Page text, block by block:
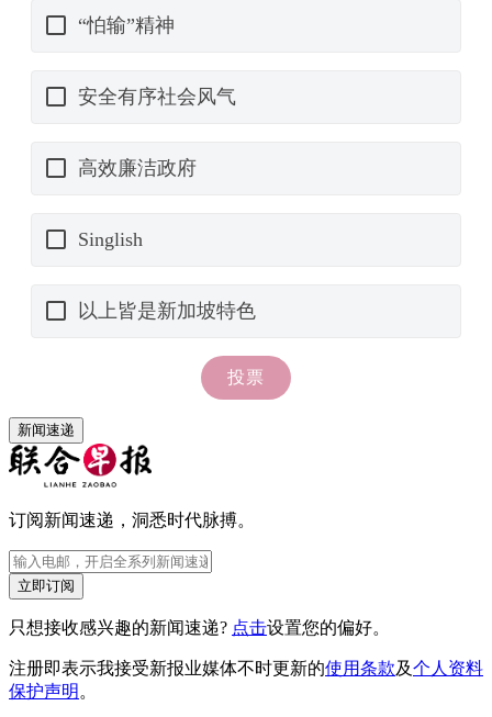
新闻速递
订阅新闻速递，洞悉时代脉搏。
立即订阅
只想接收感兴趣的新闻速递? 点击设置您的偏好。
注册即表示我接受新报业媒体不时更新的使用条款及个人资料
保护声明 。